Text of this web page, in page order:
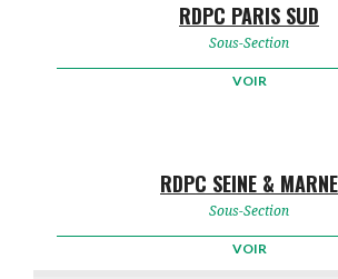
RDPC PARIS SUD
Sous-Section
VOIR
RDPC SEINE & MARNE
Sous-Section
VOIR